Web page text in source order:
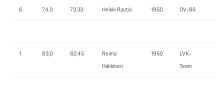
6. 74,0 73,33 Heikki Rautio 1950 OV-86
1. 83,0 82,45
Reima
Häkkinen
1950
LVK-
Team